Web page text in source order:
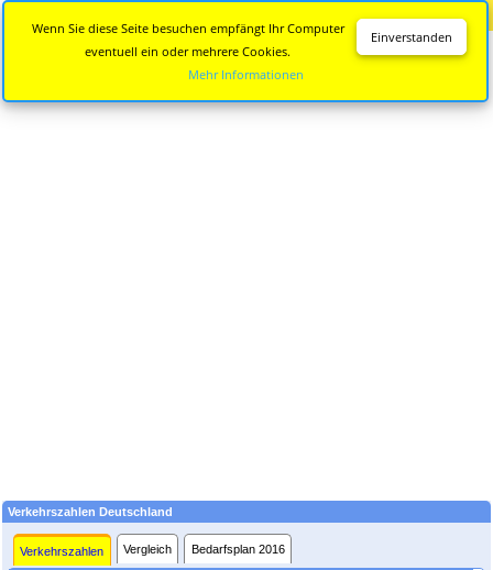
Verkehrszahlen Deutschland
Verkehrszahlen Vergleich Bedarfsplan 2016
Einverstanden
Wenn Sie diese Seite besuchen empfängt Ihr Computer
eventuell ein oder mehrere Cookies.
Mehr Informationen